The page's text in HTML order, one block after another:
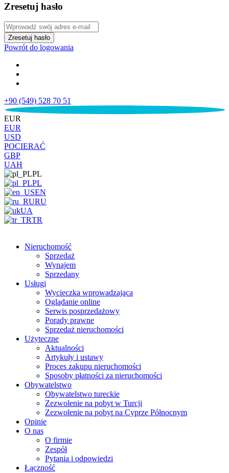
Zresetuj hasło
Zresetuj hasło
Powrót do logowania
+90 (549) 528 70 51
€
EUR
EUR
USD
POCIERAĆ
GBP
UAH
PL
PL
EN
RU
UA
TR
Nieruchomość
Sprzedaż
Wynajem
Sprzedany
Usługi
Wycieczka wprowadzająca
Oglądanie online
Serwis posprzedażowy
Porady prawne
Sprzedaż nieruchomości
Użyteczne
Aktualności
Artykuły i ustawy
Proces zakupu nieruchomości
Sposoby płatności za nieruchomości
Obywatelstwo
Obywatelstwo tureckie
Zezwolenie na pobyt w Turcji
Zezwolenie na pobyt na Cyprze Północnym
Opinie
O nas
O firmie
Zespół
Pytania i odpowiedzi
Łączność